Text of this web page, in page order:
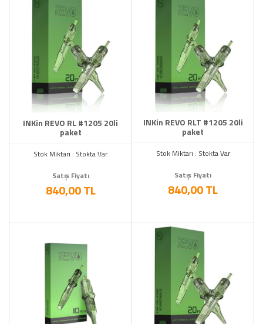
INKin REVO RL #1205 20li
paket
Stok Miktarı : Stokta Var
Satış Fiyatı
840,00 TL
INKin REVO RLT #1205 20li
paket
Stok Miktarı : Stokta Var
Satış Fiyatı
840,00 TL